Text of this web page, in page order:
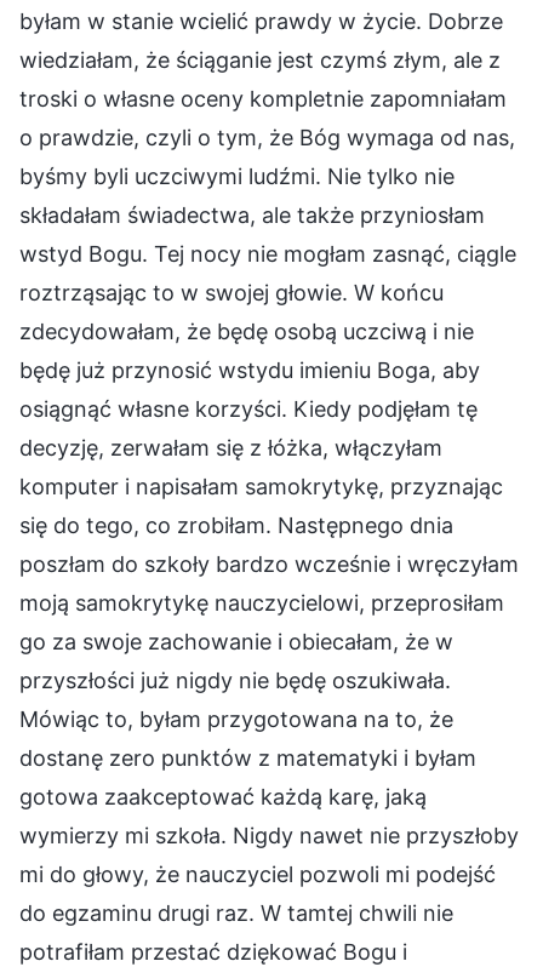
byłam w stanie wcielić prawdy w życie. Dobrze
wiedziałam, że ściąganie jest czymś złym, ale z
troski o własne oceny kompletnie zapomniałam
o prawdzie, czyli o tym, że Bóg wymaga od nas,
byśmy byli uczciwymi ludźmi. Nie tylko nie
składałam świadectwa, ale także przyniosłam
wstyd Bogu. Tej nocy nie mogłam zasnąć, ciągle
roztrząsając to w swojej głowie. W końcu
zdecydowałam, że będę osobą uczciwą i nie
będę już przynosić wstydu imieniu Boga, aby
osiągnąć własne korzyści. Kiedy podjęłam tę
decyzję, zerwałam się z łóżka, włączyłam
komputer i napisałam samokrytykę, przyznając
się do tego, co zrobiłam. Następnego dnia
poszłam do szkoły bardzo wcześnie i wręczyłam
moją samokrytykę nauczycielowi, przeprosiłam
go za swoje zachowanie i obiecałam, że w
przyszłości już nigdy nie będę oszukiwała.
Mówiąc to, byłam przygotowana na to, że
dostanę zero punktów z matematyki i byłam
gotowa zaakceptować każdą karę, jaką
wymierzy mi szkoła. Nigdy nawet nie przyszłoby
mi do głowy, że nauczyciel pozwoli mi podejść
do egzaminu drugi raz. W tamtej chwili nie
potrafiłam przestać dziękować Bogu i